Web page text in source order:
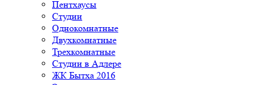
Пентхаусы
Студии
Однокомнатные
Двухкомнатные
Трехкомнатные
Студии в Адлере
ЖК Бытха 2016